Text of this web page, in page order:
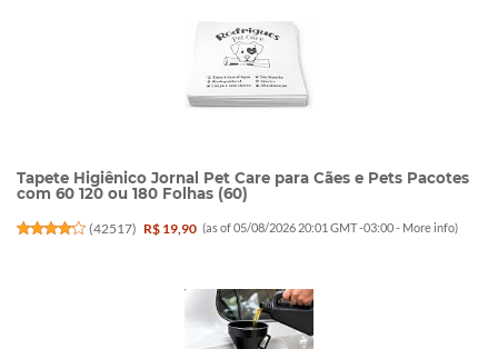
Tapete Higiênico Jornal Pet Care para Cães e Pets Pacotes
com 60 120 ou 180 Folhas (60)
(42517) R$ 19,90 (as of 05/08/2026 20:01 GMT -03:00 - More info)